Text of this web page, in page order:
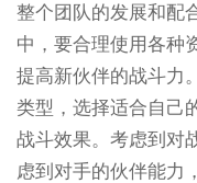
整个团队的发展和配
中，要合理使用各种
提高新伙伴的战斗力
类型，选择适合自己
战斗效果。考虑到对
虑到对手的伙伴能力